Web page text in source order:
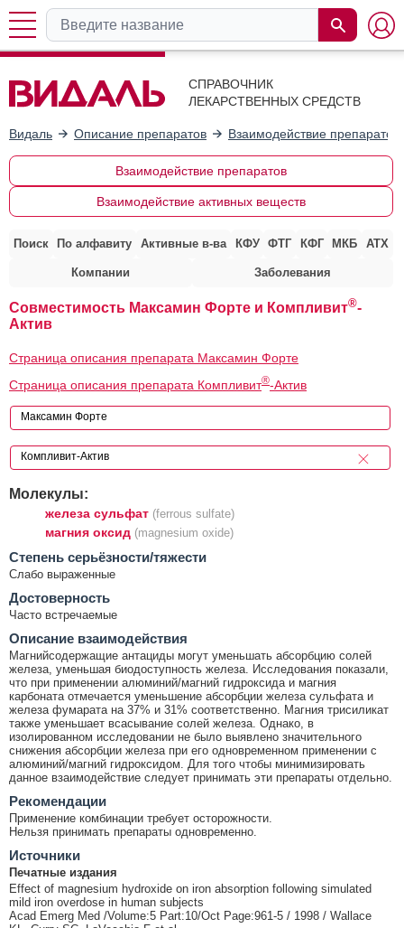
СПРАВОЧНИК
ЛЕКАРСТВЕННЫХ СРЕДСТВ
Видаль Описание препаратов Взаимодействие препаратов
Взаимодействие препаратов
Взаимодействие активных веществ
Поиск По алфавиту Активные в-ва КФУ ФТГ КФГ МКБ АТХ
Компании Заболевания
Совместимость Максамин Форте и Компливит®-
Актив
Страница описания препарата Максамин Форте
Страница описания препарата Компливит®-Актив
Молекулы:
железа сульфат (ferrous sulfate)
магния оксид (magnesium oxide)
Cтепень серьёзности/тяжести
Слабо выраженные
Достоверность
Часто встречаемые
Описание взаимодействия
Магнийсодержащие антациды могут уменьшать абсорбцию солей
железа, уменьшая биодоступность железа. Исследования показали,
что при применении алюминий/магний гидроксида и магния
карбоната отмечается уменьшение абсорбции железа сульфата и
железа фумарата на 37% и 31% соответственно. Магния трисиликат
также уменьшает всасывание солей железа. Однако, в
изолированном исследовании не было выявлено значительного
снижения абсорбции железа при его одновременном применении с
алюминий/магний гидроксидом. Для того чтобы минимизировать
данное взаимодействие следует принимать эти препараты отдельно.
Рекомендации
Применение комбинации требует осторожности.
Нельзя принимать препараты одновременно.
Источники
Печатные издания
Effect of magnesium hydroxide on iron absorption following simulated
mild iron overdose in human subjects
Acad Emerg Med /Volume:5 Part:10/Oct Page:961-5 / 1998 / Wallace